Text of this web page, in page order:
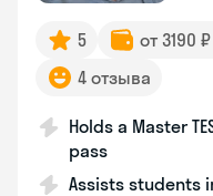
5 от 3190
4 отзыва
Holds a Master
pass
Assists students